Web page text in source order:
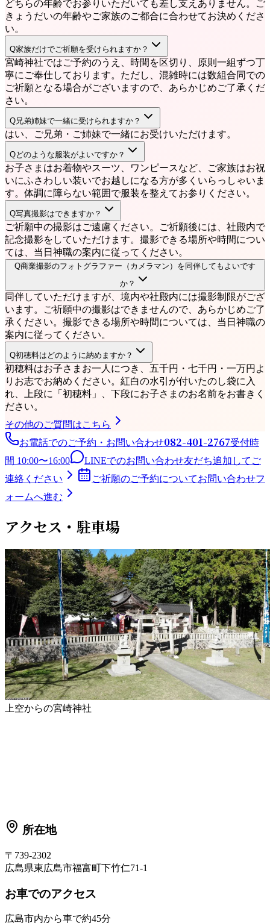
どちらの年齢でお参りいただいても差し支えありません。ご
きょうだいの年齢やご家族のご都合に合わせてお決めくださ
い。
Q家族だけでご祈願を受けられますか？
宮崎神社ではご予約のうえ、時間を区切り、原則一組ずつ丁
寧にご奉仕しております。ただし、混雑時には数組合同での
ご祈願となる場合がございますので、あらかじめご了承くだ
さい。
Q兄弟姉妹で一緒に受けられますか？
はい、ご兄弟・ご姉妹で一緒にお受けいただけます。
Qどのような服装がよいですか？
お子さまはお着物やスーツ、ワンピースなど、ご家族はお祝
いにふさわしい装いでお越しになる方が多くいらっしゃいま
す。体調に障らない範囲で服装を整えてお参りください。
Q写真撮影はできますか？
ご祈願中の撮影はご遠慮ください。ご祈願後には、社殿内で
記念撮影をしていただけます。撮影できる場所や時間につい
ては、当日神職の案内に従ってください。
Q商業撮影のフォトグラファー（カメラマン）を同伴してもよいです
か？
同伴していただけますが、境内や社殿内には撮影制限がござ
います。ご祈願中の撮影はできませんので、あらかじめご了
承ください。撮影できる場所や時間については、当日神職の
案内に従ってください。
Q初穂料はどのように納めますか？
初穂料はお子さまお一人につき、五千円・七千円・一万円よ
りお志でお納めください。紅白の水引が付いたのし袋に入
れ、上段に「初穂料」、下段にお子さまのお名前をお書きく
ださい。
その他のご質問はこちら
お電話でのご予約・お問い合わせ082-401-2767受付時
間 10:00〜16:00
LINEでのお問い合わせ友だち追加してご
連絡ください
ご祈願のご予約についてお問い合わせフ
ォームへ進む
アクセス・駐車場
上空からの宮崎神社
所在地
〒739-2302
広島県東広島市福富町下竹仁71-1
お車でのアクセス
広島市内から車で約45分